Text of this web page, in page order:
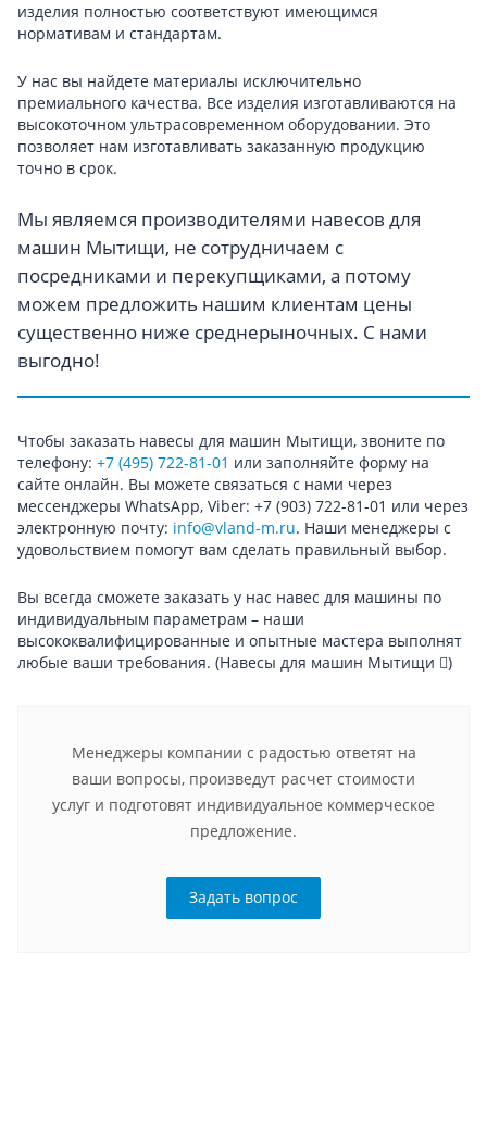
изделия полностью соответствуют имеющимся
нормативам и стандартам.
У нас вы найдете материалы исключительно
премиального качества. Все изделия изготавливаются на
высокоточном ультрасовременном оборудовании. Это
позволяет нам изготавливать заказанную продукцию
точно в срок.
Мы являемся производителями навесов для
машин Мытищи, не сотрудничаем с
посредниками и перекупщиками, а потому
можем предложить нашим клиентам цены
существенно ниже среднерыночных. С нами
выгодно!
Чтобы заказать навесы для машин Мытищи, звоните по
телефону: +7 (495) 722-81-01 или заполняйте форму на
сайте онлайн. Вы можете связаться с нами через
мессенджеры WhatsApp, Viber: +7 (903) 722-81-01 или через
электронную почту: info@vland-m.ru. Наши менеджеры с
удовольствием помогут вам сделать правильный выбор.
Вы всегда сможете заказать у нас навес для машины по
индивидуальным параметрам – наши
высококвалифицированные и опытные мастера выполнят
любые ваши требования. (Навесы для машин Мытищи )
Менеджеры компании с радостью ответят на
ваши вопросы, произведут расчет стоимости
услуг и подготовят индивидуальное коммерческое
предложение.
Задать вопрос